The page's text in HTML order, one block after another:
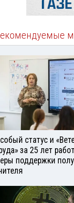
статус и
за 25 лет
поддержки